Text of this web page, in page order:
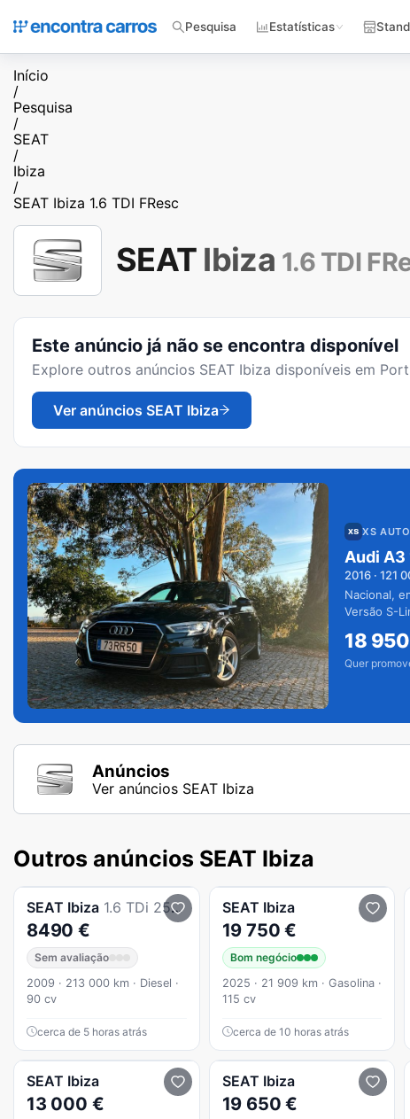
Pesquisa Estatísticas
Início
/
Pesquisa
/
SEAT
/
Ibiza
/
SEAT Ibiza 1.6 TDI FResc
SEAT Ibiza 1.6 TDI
Este anúncio já não se encontra disponível
Explore outros anúncios SEAT Ibiza disponíveis em
Ver anúncios SEAT Ibiza
XS AUTO
Audi A3
2016 · 121
Nacional,
Versão S-
18 950
Quer
Anúncios
Ver anúncios SEAT Ibiza
Outros anúncios SEAT Ibiza
SEAT Ibiza 1.6 TDi 25 Anos DPF
8490 €
Sem avaliação
2009 · 213 000 km · Diesel ·
90 cv
cerca de 5 horas atrás
SEAT Ibiza
19 750 €
Bom negócio
2025 · 21 909 km · Gasolina ·
115 cv
cerca de 10 horas atrás
SEAT Ibiza
13 000 €
SEAT Ibiza
19 650 €